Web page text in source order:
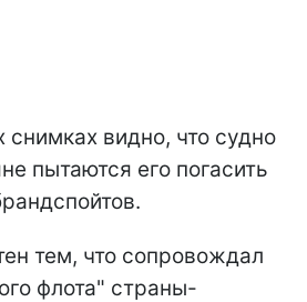
снимках видно, что судно
пытаются его погасить
тем, что сопровождал
флота" страны-